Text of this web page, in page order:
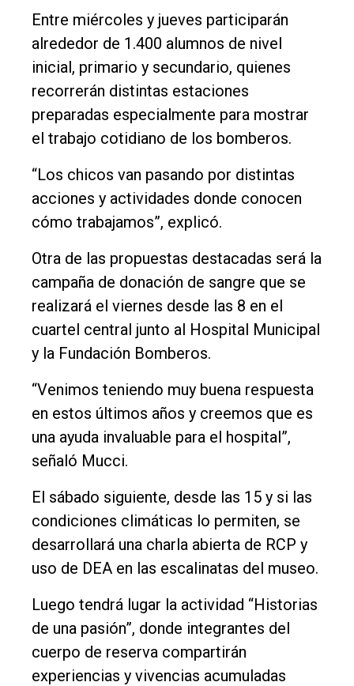
Entre miércoles y jueves participarán
alrededor de 1.400 alumnos de nivel
inicial, primario y secundario, quienes
recorrerán distintas estaciones
preparadas especialmente para mostrar
el trabajo cotidiano de los bomberos.
“Los chicos van pasando por distintas
acciones y actividades donde conocen
cómo trabajamos”, explicó.
Otra de las propuestas destacadas será la
campaña de donación de sangre que se
realizará el viernes desde las 8 en el
cuartel central junto al Hospital Municipal
y la Fundación Bomberos.
“Venimos teniendo muy buena respuesta
en estos últimos años y creemos que es
una ayuda invaluable para el hospital”,
señaló Mucci.
El sábado siguiente, desde las 15 y si las
condiciones climáticas lo permiten, se
desarrollará una charla abierta de RCP y
uso de DEA en las escalinatas del museo.
Luego tendrá lugar la actividad “Historias
de una pasión”, donde integrantes del
cuerpo de reserva compartirán
experiencias y vivencias acumuladas